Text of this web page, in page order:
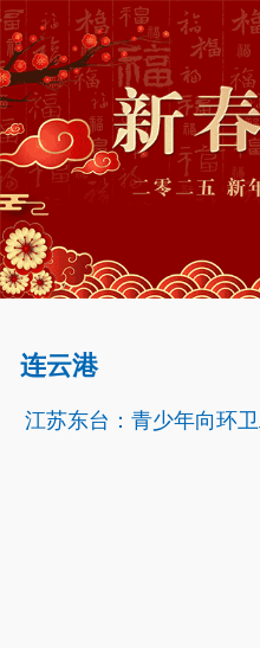
连云港
江苏东台：青少年向环